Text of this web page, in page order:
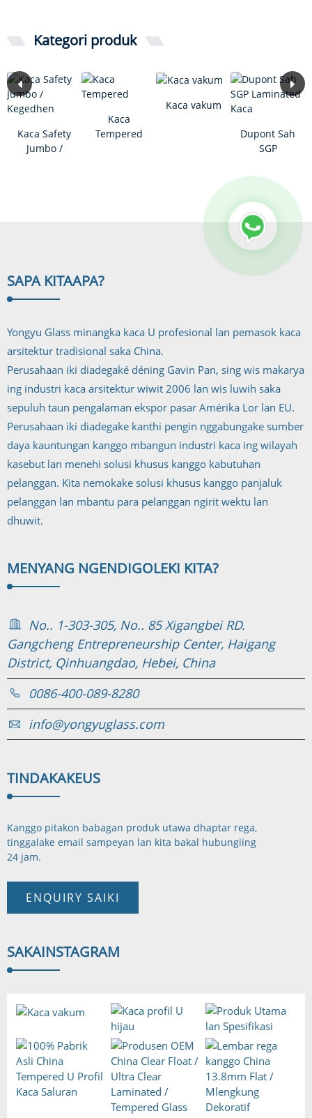
Kategori produk
Kaca Safety
Jumbo /
Kaca
Tempered
Kaca vakum
Dupont Sah
SGP
Kaca
SAPA KITAAPA?
Yongyu Glass minangka kaca U profesional lan pemasok kaca
arsitektur tradisional saka China.
Perusahaan iki diadegaké déning Gavin Pan, sing wis makarya
ing industri kaca arsitektur wiwit 2006 lan wis luwih saka
sepuluh taun pengalaman ekspor pasar Amérika Lor lan EU.
Perusahaan iki diadegake kanthi pengin nggabungake sumber
daya kauntungan kanggo mbangun industri kaca ing wilayah
kasebut lan menehi solusi khusus kanggo kabutuhan
pelanggan. Kita nemokake solusi khusus kanggo panjaluk
pelanggan lan mbantu para pelanggan ngirit wektu lan
dhuwit.
MENYANG NGENDIGOLEKI KITA?
No.. 1-303-305, No.. 85 Xigangbei RD.
Gangcheng Entrepreneurship Center, Haigang
District, Qinhuangdao, Hebei, China
0086-400-089-8280
info@yongyuglass.com
TINDAKAKEUS
Kanggo pitakon babagan produk utawa dhaptar rega,
tinggalake email sampeyan lan kita bakal hubungiing
24 jam.
ENQUIRY SAIKI
SAKAINSTAGRAM